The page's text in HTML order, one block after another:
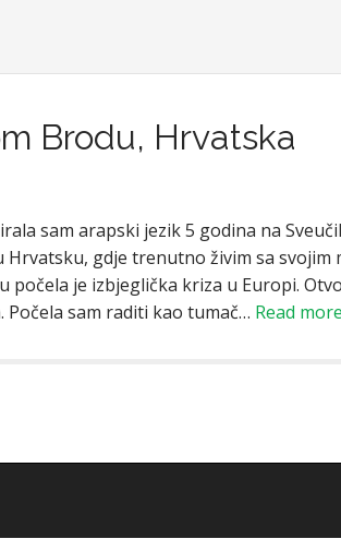
Brodu, Hrvatska
sam arapski jezik 5 godina na
gdje trenutno živim sa svojim
počela je izbjeglička kriza u Europi.
Počela sam raditi kao tumač… Read